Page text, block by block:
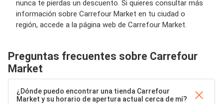
nunca te pierdas un descuento. Si quieres consultar más
información sobre Carrefour Market en tu ciudad o
región, accede a la página web de Carrefour Market.
Preguntas frecuentes sobre Carrefour
Market
¿Dónde puedo encontrar una tienda Carrefour
Market y su horario de apertura actual cerca de mí?